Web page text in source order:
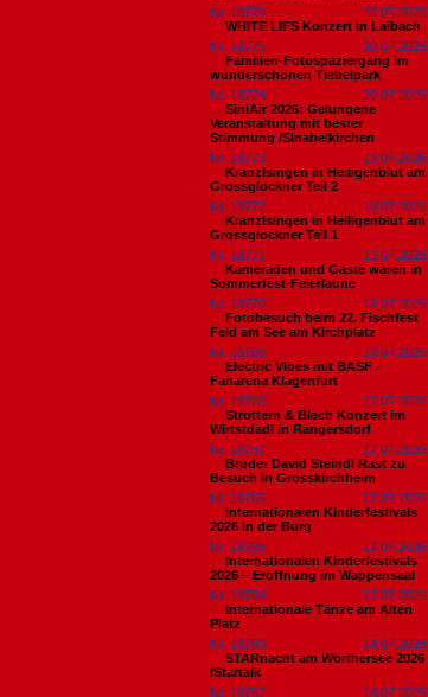
Nr. 18776
22.07.2026
WHITE LIES Konzert in Laibach
Nr. 18775
20.07.2026
Familien-Fotospaziergang im
wunderschönen Tiebelpark
Nr. 18774
20.07.2026
SiniAir 2026: Gelungene
Veranstaltung mit bester
Stimmung /Sinabelkirchen
Nr. 18773
19.07.2026
Kranzlsingen in Heiligenblut am
Grossglockner Teil 2
Nr. 18772
19.07.2026
Kranzlsingen in Heiligenblut am
Grossglockner Teil 1
Nr. 18771
19.07.2026
Kameraden und Gäste waren in
Sommerfest-Feierlaune
Nr. 18770
18.07.2026
Fotobesuch beim 22. Fischfest
Feld am See am Kirchplatz
Nr. 18769
18.07.2026
Electric Vibes mit BASF -
Fanarena Klagenfurt
Nr. 18768
17.07.2026
Strottern & Blech Konzert im
Wirtstdadl in Rangersdorf
Nr. 18767
17.07.2026
Bruder David Steindl Rast zu
Besuch in Grosskirchheim
Nr. 18766
17.07.2026
Internationalen Kinderfestivals
2026 in der Burg
Nr. 18765
17.07.2026
Internationalen Kinderfestivals
2026 – Eröffnung im Wappensaal
Nr. 18764
17.07.2026
Internationale Tänze am Alten
Platz
Nr. 18763
14.07.2026
STARnacht am Wörthersee 2026
/Startalk
Nr. 18762
14.07.2026